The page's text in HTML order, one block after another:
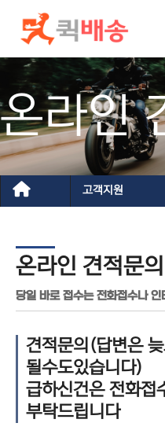
건너뛰기
온라인
고객지원
온라인 견적문의
당일 바로 접수는 전화접수나
견적문의(답변은
될수도있습니다)
급하신건은 전화접
부탁드립니다